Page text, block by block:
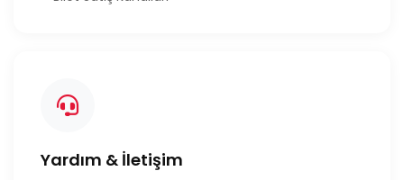
Yardım & İletişim